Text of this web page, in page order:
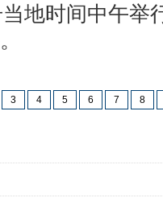
地时间中午举
3 4 5 6 7 8